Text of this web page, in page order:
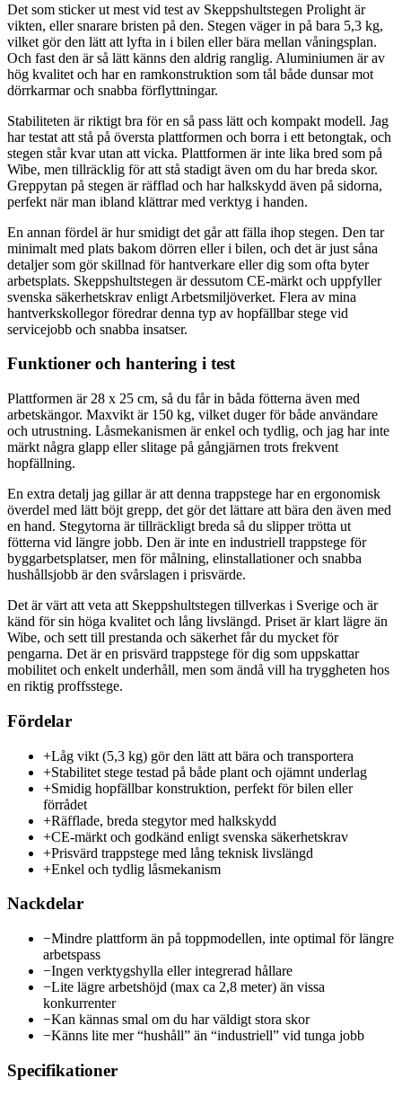
Det som sticker ut mest vid test av Skeppshultstegen Prolight är
vikten, eller snarare bristen på den. Stegen väger in på bara 5,3 kg,
vilket gör den lätt att lyfta in i bilen eller bära mellan våningsplan.
Och fast den är så lätt känns den aldrig ranglig. Aluminiumen är av
hög kvalitet och har en ramkonstruktion som tål både dunsar mot
dörrkarmar och snabba förflyttningar.
Stabiliteten är riktigt bra för en så pass lätt och kompakt modell. Jag
har testat att stå på översta plattformen och borra i ett betongtak, och
stegen står kvar utan att vicka. Plattformen är inte lika bred som på
Wibe, men tillräcklig för att stå stadigt även om du har breda skor.
Greppytan på stegen är räfflad och har halkskydd även på sidorna,
perfekt när man ibland klättrar med verktyg i handen.
En annan fördel är hur smidigt det går att fälla ihop stegen. Den tar
minimalt med plats bakom dörren eller i bilen, och det är just såna
detaljer som gör skillnad för hantverkare eller dig som ofta byter
arbetsplats. Skeppshultstegen är dessutom CE-märkt och uppfyller
svenska säkerhetskrav enligt Arbetsmiljöverket. Flera av mina
hantverkskollegor föredrar denna typ av hopfällbar stege vid
servicejobb och snabba insatser.
Funktioner och hantering i test
Plattformen är 28 x 25 cm, så du får in båda fötterna även med
arbetskängor. Maxvikt är 150 kg, vilket duger för både användare
och utrustning. Låsmekanismen är enkel och tydlig, och jag har inte
märkt några glapp eller slitage på gångjärnen trots frekvent
hopfällning.
En extra detalj jag gillar är att denna trappstege har en ergonomisk
överdel med lätt böjt grepp, det gör det lättare att bära den även med
en hand. Stegytorna är tillräckligt breda så du slipper trötta ut
fötterna vid längre jobb. Den är inte en industriell trappstege för
byggarbetsplatser, men för målning, elinstallationer och snabba
hushållsjobb är den svårslagen i prisvärde.
Det är värt att veta att Skeppshultstegen tillverkas i Sverige och är
känd för sin höga kvalitet och lång livslängd. Priset är klart lägre än
Wibe, och sett till prestanda och säkerhet får du mycket för
pengarna. Det är en prisvärd trappstege för dig som uppskattar
mobilitet och enkelt underhåll, men som ändå vill ha tryggheten hos
en riktig proffsstege.
Fördelar
+Låg vikt (5,3 kg) gör den lätt att bära och transportera
+Stabilitet stege testad på både plant och ojämnt underlag
+Smidig hopfällbar konstruktion, perfekt för bilen eller
förrådet
+Räfflade, breda stegytor med halkskydd
+CE-märkt och godkänd enligt svenska säkerhetskrav
+Prisvärd trappstege med lång teknisk livslängd
+Enkel och tydlig låsmekanism
Nackdelar
−Mindre plattform än på toppmodellen, inte optimal för längre
arbetspass
−Ingen verktygshylla eller integrerad hållare
−Lite lägre arbetshöjd (max ca 2,8 meter) än vissa
konkurrenter
−Kan kännas smal om du har väldigt stora skor
−Känns lite mer “hushåll” än “industriell” vid tunga jobb
Specifikationer